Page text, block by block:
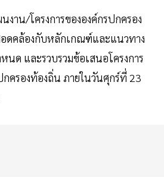
งาน/โครงการขององค์กรปกครอง
ดคล้องกับหลักเกณฑ์และแนวทาง
ด และรวบรวมข้อเสนอโครงการ
กครองท้องถิ่น ภายในวันศุกร์ที่ 23